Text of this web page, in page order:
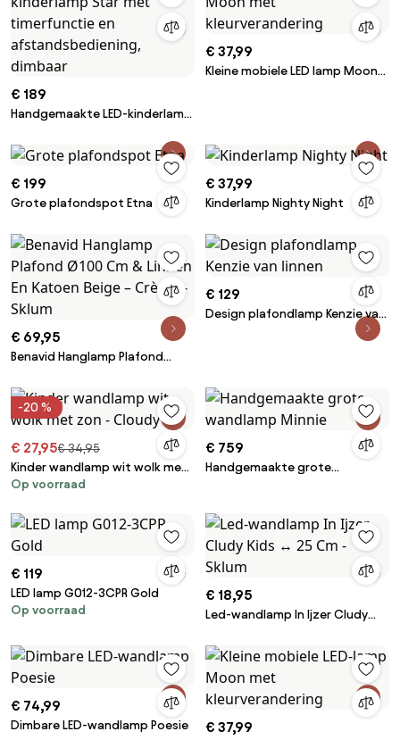
€ 189
Handgemaakte LED-kinderlamp
afstandsbediening, dimbaar
€ 37,99
Kleine mobiele LED lamp Moon
€ 199
Grote plafondspot Etna
€ 37,99
Kinderlamp Nighty Night
€ 69,95
Benavid Hanglamp Plafond
Beige – Crème - Sklum
€ 129
Design plafondlamp Kenzie van
-20 %
€ 27,95€ 34,95
Kinder wandlamp wit wolk met
zon - Cloudy
Op voorraad
€ 759
Handgemaakte grote
€ 119
LED lamp G012-3CPR Gold
Op voorraad
€ 18,95
Led-wandlamp In Ijzer Cludy
€ 74,99
Dimbare LED-wandlamp Poesie € 37,99